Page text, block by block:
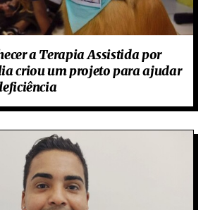
a Terapia Assistida por
criou um projeto para ajudar